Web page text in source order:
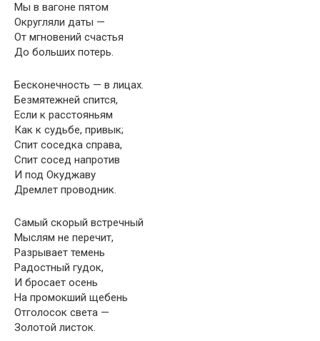
Мы в вагоне пятом
Округляли даты —
От мгновений счастья
До больших потерь.
Бесконечность — в лицах.
Безмятежней спится,
Если к расстояньям
Как к судьбе, привык;
Спит соседка справа,
Спит сосед напротив
И под Окуджаву
Дремлет проводник.
Самый скорый встречный
Мыслям не перечит,
Разрывает темень
Радостный гудок,
И бросает осень
На промокший щебень
Отголосок света —
Золотой листок.